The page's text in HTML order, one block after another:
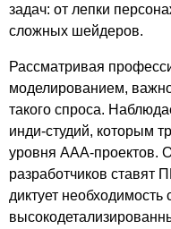
задач: от лепки
сложных шейдеров.
Рассматривая
моделированием,
такого спроса.
инди-студий, которым
уровня AAA-проектов.
разработчиков ставят
диктует необходимость